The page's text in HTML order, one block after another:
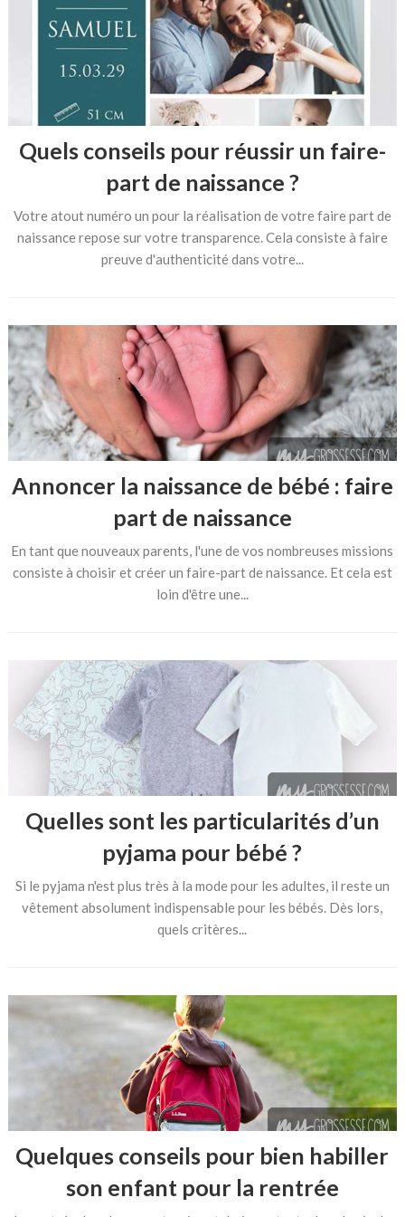
Quels conseils pour réussir un faire-
part de naissance ?
Votre atout numéro un pour la réalisation de votre faire part de
naissance repose sur votre transparence. Cela consiste à faire
preuve d'authenticité dans votre...
Annoncer la naissance de bébé : faire
part de naissance
En tant que nouveaux parents, l'une de vos nombreuses missions
consiste à choisir et créer un faire-part de naissance. Et cela est
loin d'être une...
Quelles sont les particularités d’un
pyjama pour bébé ?
Si le pyjama n'est plus très à la mode pour les adultes, il reste un
vêtement absolument indispensable pour les bébés. Dès lors,
quels critères...
Quelques conseils pour bien habiller
son enfant pour la rentrée